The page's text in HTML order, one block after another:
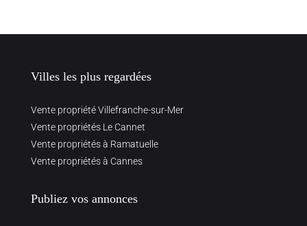
Villes les plus regardées
Vente propriété Villefranche-sur-Mer
Vente propriétés Le Cannet
Vente propriétés à Ramatuelle
Vente propriétés à Cannes
Publiez vos annonces